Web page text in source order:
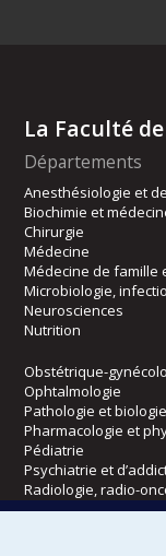
La Faculté
Départements
Anesthésiologie et
Biochimie et
Chirurgie
Médecine
Médecine de famille
Microbiologie,
Neurosciences
Nutrition
Obstétrique-
Ophtalmologie
Pathologie et
Pharmacologie et
Pédiatrie
Psychiatrie et
Radiologie, radio-